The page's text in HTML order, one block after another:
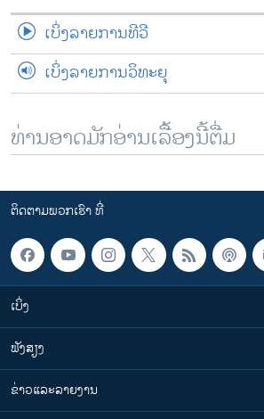
ເບິ່ງລາຍການທີວີ
ເບິ່ງລາຍການວິທະຍຸ
ທ່ານອາດມັກອ່ານເລື້ອງນີ້ຕື່ມ
ຕິດຕາມພວກເຮົາ ທີ່
ເບິ່ງ
ຟັງສຽງ
ຂ່າວແລະລາຍງານ